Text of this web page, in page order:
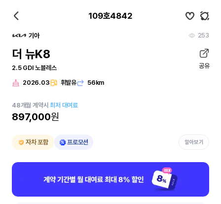
109호4842
기아 253
더 뉴K8
2.5 GDI 노블레스 공유
2026.03 휘발유 56km
48개월 계약시최저 대여료
897,000원
자차 포함 프로모션 알아보기